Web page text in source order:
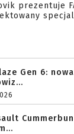
prezentuje
Gen 6: